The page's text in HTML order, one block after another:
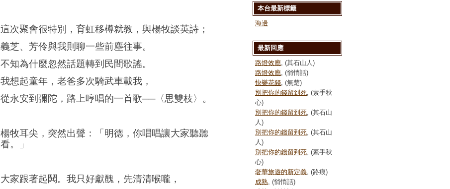
這次聚會很特別，育虹移樽就教，與楊牧談英詩；
義芝、芳伶與我則聊一些前塵往事。
不知為什麼忽然話題轉到民間歌謠。
我想起童年，老爸多次騎武車載我，
從永安到彌陀，路上哼唱的一首歌──〈思雙枝〉。
楊牧耳尖，突然出聲：「明德，你唱唱讓大家聽聽
看。」
大家跟著起鬨。我只好獻醜，先清清喉嚨，
本台最新標籤
海邊
最新回應
路燈效應 , (其石山人)
路燈效應 , (悄悄話)
快樂花錢 , (無楚)
別把你的錢留到死 , (素手秋
心)
別把你的錢留到死 , (其石山
人)
別把你的錢留到死 , (其石山
人)
別把你的錢留到死 , (素手秋
心)
奢華旅遊的新定義 , (路痕)
成熟 , (悄悄話)